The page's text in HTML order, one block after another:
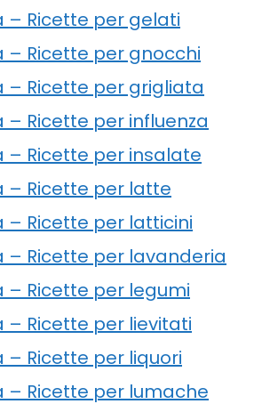
– Ricette per gelati
– Ricette per gnocchi
– Ricette per grigliata
– Ricette per influenza
– Ricette per insalate
– Ricette per latte
– Ricette per latticini
– Ricette per lavanderia
– Ricette per legumi
– Ricette per lievitati
– Ricette per liquori
– Ricette per lumache